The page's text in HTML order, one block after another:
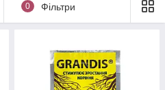
0 Фільтри